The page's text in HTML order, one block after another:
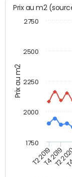
Prix au m2
Prix au
T2 2019T4 2019
T2
2000
1750
2250
2500
2750